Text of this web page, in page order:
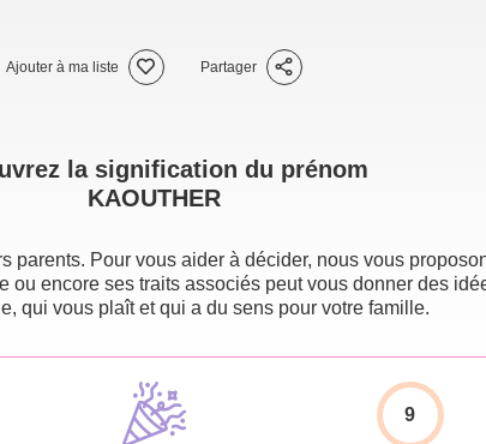
Ajouter à ma liste Partager
la signification du prénom
KAOUTHER
parents. Pour vous aider à décider, nous vous
encore ses traits associés peut vous donner des
qui vous plaît et qui a du sens pour votre famille.
9